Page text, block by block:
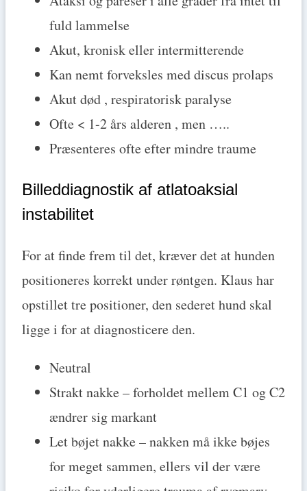
fuld lammelse
Akut, kronisk eller intermitterende
Kan nemt forveksles med discus prolaps
Akut død , respiratorisk paralyse
Ofte < 1-2 års alderen , men …..
Præsenteres ofte efter mindre traume
Billeddiagnostik af atlatoaksial
instabilitet
For at finde frem til det, kræver det at hunden
positioneres korrekt under røntgen. Klaus har
opstillet tre positioner, den sederet hund skal
ligge i for at diagnosticere den.
Neutral
Strakt nakke – forholdet mellem C1 og C2
ændrer sig markant
Let bøjet nakke – nakken må ikke bøjes
for meget sammen, ellers vil der være